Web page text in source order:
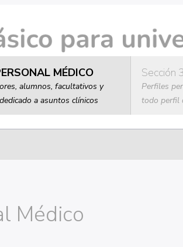
MÉDICO
alumnos, facultativos y
a asuntos clínicos
Sección
Perfiles
todo perfil
Médico